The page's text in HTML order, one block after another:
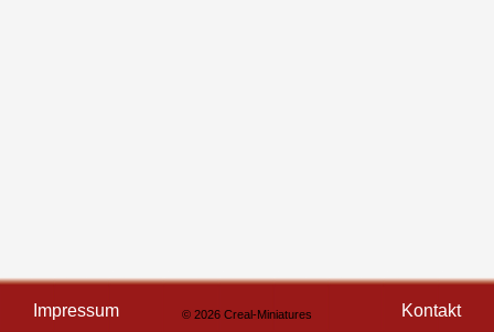
Impressum © 2026 Creal-Miniatures Kontakt